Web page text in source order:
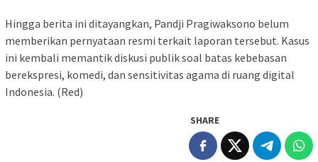
‎Hingga berita ini ditayangkan, Pandji Pragiwaksono belum
memberikan pernyataan resmi terkait laporan tersebut. Kasus
ini kembali memantik diskusi publik soal batas kebebasan
berekspresi, komedi, dan sensitivitas agama di ruang digital
Indonesia. (Red)
SHARE